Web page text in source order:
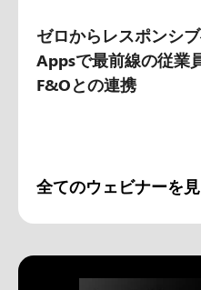
ゼロからレスポンシ
Appsで最前線の従業
F&Oとの連携
全てのウェビナーを